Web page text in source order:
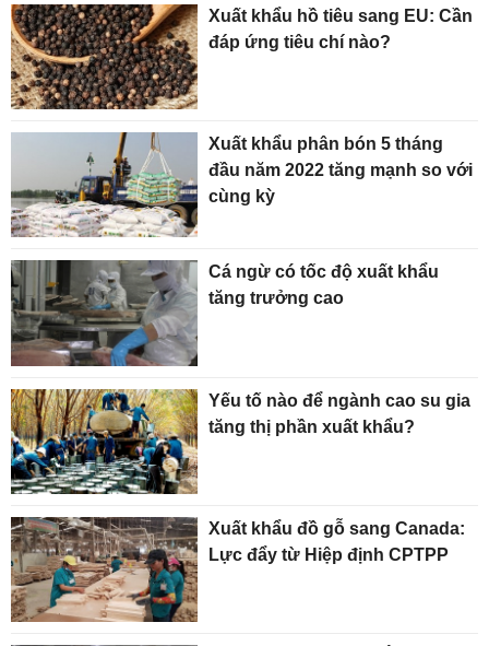
Xuất khẩu hồ tiêu sang EU: Cần
đáp ứng tiêu chí nào?
Xuất khẩu phân bón 5 tháng
đầu năm 2022 tăng mạnh so với
cùng kỳ
Cá ngừ có tốc độ xuất khẩu
tăng trưởng cao
Yếu tố nào để ngành cao su gia
tăng thị phần xuất khẩu?
Xuất khẩu đồ gỗ sang Canada:
Lực đẩy từ Hiệp định CPTPP